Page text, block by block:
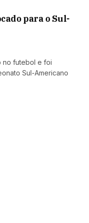
para o Sul-
no futebol e foi
Sul-Americano